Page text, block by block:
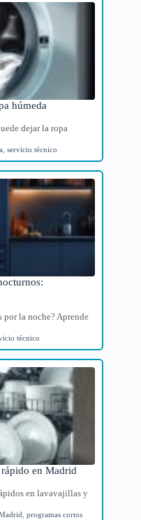
húmeda
dejar la ropa
servicio técnico
la noche? Aprende
técnico
en Madrid
en lavavajillas y
programas cortos